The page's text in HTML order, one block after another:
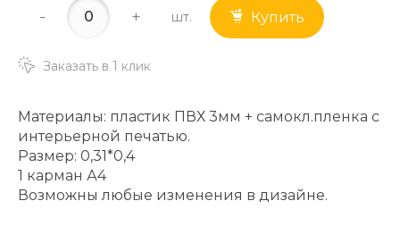
- + шт. Купить
Заказать в 1 клик
Материалы: пластик ПВХ 3мм + самокл.пленка с
интерьерной печатью.
Размер: 0,31*0,4
1 карман А4
Возможны любые изменения в дизайне.